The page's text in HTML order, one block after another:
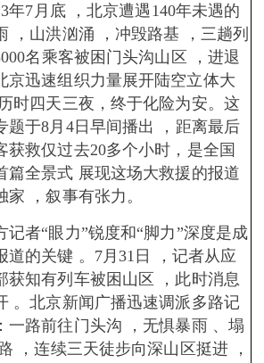
7月底 ，北京遭遇140年未遇的
，山洪汹涌 ，冲毁路基 ，三趟列
名乘客被困门头沟山区 ，进退
京迅速组织力量展开陆空立体大
时四天三夜，终于化险为安。这
题于8月4日早间播出 ，距离最后
获救仅过去20多个小时，是全国
篇全景式 展现这场大救援的报道
家 ，叙事有张力。
者“眼力”锐度和“脚力”深度是成
道的关键 。7月31日 ，记者从应
获知有列车被困山区 ，此时消息
。北京新闻广播迅速调派多路记
一路前往门头沟 ，无惧暴雨 、塌
，连续三天徒步向深山区挺进 ，